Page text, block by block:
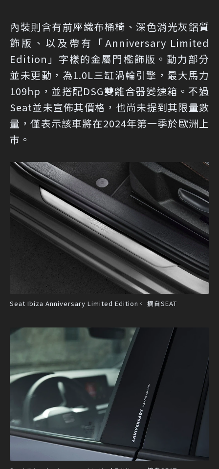
內裝則含有前座織布桶椅、深色消光灰鋁質
飾版、以及帶有「Anniversary Limited
Edition」字樣的金屬門檻飾版。動力部分
並未更動，為1.0L三缸渦輪引擎，最大馬力
109hp，並搭配DSG雙離合器變速箱。不過
Seat並未宣佈其價格，也尚未提到其限量數
量，僅表示該車將在2024年第一季於歐洲上
市。
Seat Ibiza Anniversary Limited Edition。 摘自SEAT